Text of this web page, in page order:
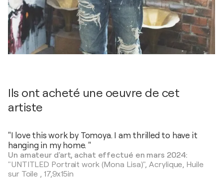
Ils ont acheté une oeuvre de cet
artiste
"I love this work by Tomoya. I am thrilled to have it
hanging in my home. "
Un amateur d'art, achat effectué en mars 2024:
"UNTITLED Portrait work (Mona Lisa)",Acrylique, Huile
sur Toile , 17,9x15in